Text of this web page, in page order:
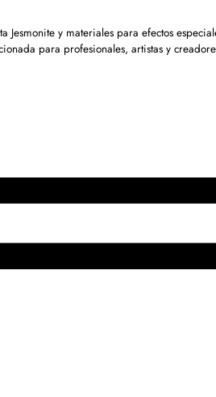
Jesmonite y materiales para efectos
para profesionales, artistas y